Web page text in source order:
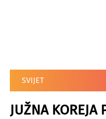
SVIJET
JUŽNA KOREJA